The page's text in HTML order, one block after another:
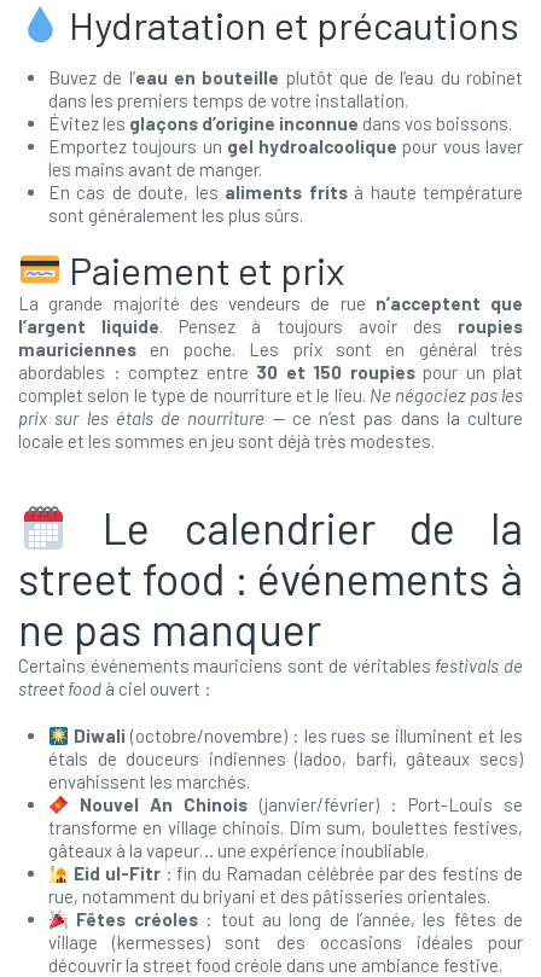
Hydratation et précautions
Buvez de l’eau en bouteille plutôt que de l’eau du robinet
dans les premiers temps de votre installation.
Évitez les glaçons d’origine inconnue dans vos boissons.
Emportez toujours un gel hydroalcoolique pour vous laver
les mains avant de manger.
En cas de doute, les aliments fritsà haute température
sont généralement les plus sûrs.
Paiement et prix
La grande majorité des vendeurs de rue n’acceptent que
l’argent liquide. Pensez à toujours avoir des roupies
mauriciennes en poche. Les prix sont en général très
abordables : comptez entre 30 et 150 roupiespour un plat
complet selon le type de nourriture et le lieu. Ne négociez pas les
prix sur les étals de nourriture — ce n’est pas dans la culture
locale et les sommes en jeu sont déjà très modestes.
Le calendrier de la
street food : événements à
ne pas manquer
Certains événements mauriciens sont de véritables festivals de
street food à ciel ouvert :
Diwali (octobre/novembre) : les rues se illuminent et les
étals de douceurs indiennes (ladoo, barfi, gâteaux secs)
envahissent les marchés.
Nouvel An Chinois (janvier/février) : Port-Louis se
transforme en village chinois. Dim sum, boulettes festives,
gâteaux à la vapeur… une expérience inoubliable.
Eid ul-Fitr: fin du Ramadan célébrée par des festins de
rue, notamment du briyani et des pâtisseries orientales.
Fêtes créoles: tout au long de l’année, les fêtes de
village (kermesses) sont des occasions idéales pour
découvrir la street food créole dans une ambiance festive.